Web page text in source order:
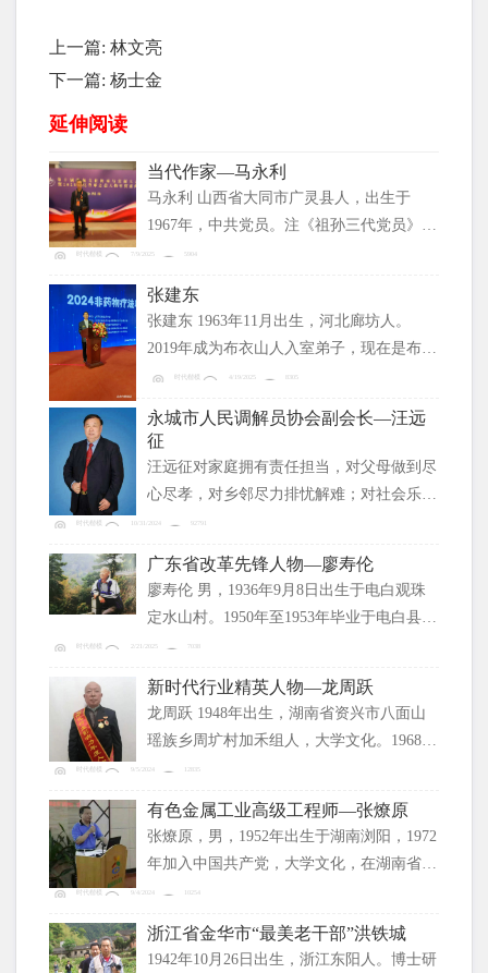
上一篇: 林文亮
下一篇: 杨士金
延伸阅读
当代作家—马永利
马永利 山西省大同市广灵县人，出生于
1967年，中共党员。注《祖孙三代党员》，
热爱诗词写作在全国《当代作家》文学大赛
V认证诗人，今日头条加V认证诗人，在抖
7/9/2025 5904
张建东
张建东 1963年11月出生，河北廊坊人。
2019年成为布衣山人入室弟子，现在是布衣
杏林教官<高级讲师>。民国时期，父亲与曾
1982年在天津市地毯十四厂国企，只管诊病
开处方。1988年回家务农，一直在为患者服
务。
4/19/2025 8305
永城市人民调解员协会副会长—汪远
征
汪远征对家庭拥有责任担当，对父母做到尽
心尽孝，对乡邻尽力排忧解难；对社会乐于
奉献爱心；对国家大建设他更是踊跃参与，
对“位卑犹存报国心”的内涵，做出了精彩诠
10/31/2024 92791
广东省改革先锋人物—廖寿伦
廖寿伦 男，1936年9月8日出生于电白观珠
定水山村。1950年至1953年毕业于电白县三
中，1953年9月参加中国人民解放军。毕业
放军第二政治学校、中国人民解放军政治学
2/21/2025 7038
新时代行业精英人物—龙周跃
龙周跃 1948年出生，湖南省资兴市八面山
瑶族乡周圹村加禾组人，大学文化。1968年
至1975年当兵参军在云南昆明市，1986年在
回家务农、做手艺；2000年考取国家法律工
9/5/2024 12835
有色金属工业高级工程师—张燎原
张燎原，男，1952年出生于湖南浏阳，1972
年加入中国共产党，大学文化，在湖南省有
色金属工业系统当过翻译、工程师、高级工
会会员、湖南省作家协会会员和省诗词协会
9/4/2024 10254
浙江省金华市“最美老干部”洪铁城
1942年10月26日出生，浙江东阳人。博士研